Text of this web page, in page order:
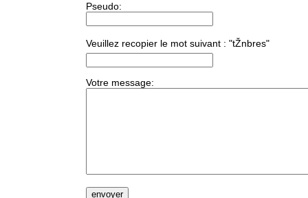
Pseudo:
Veuillez recopier le mot suivant : "tŽnbres"
Votre message: